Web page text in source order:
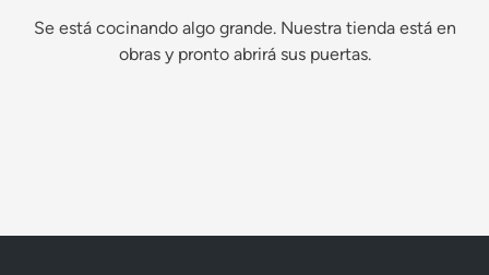
Se está cocinando algo grande. Nuestra tienda está en
obras y pronto abrirá sus puertas.